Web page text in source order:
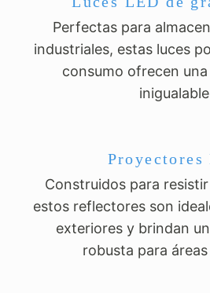
Perfectas para
industriales, estas luces
consumo ofrecen
Proyectores
Construidos para
estos reflectores son
exteriores y brindan
robusta para